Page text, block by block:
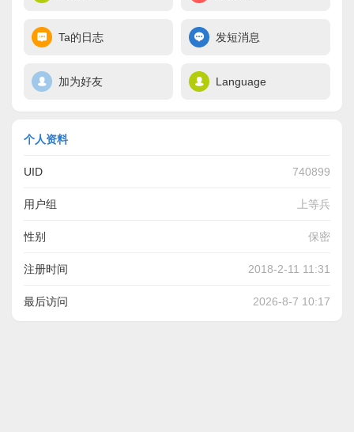
Ta的日志 发短消息
加为好友 Language
个人资料
UID 740899
用户组 上等兵
性别 保密
注册时间 2018-2-11 11:31
最后访问 2026-8-7 10:17